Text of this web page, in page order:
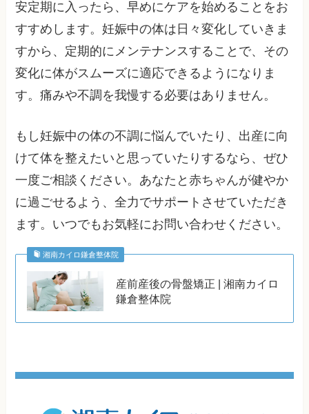
安定期に入ったら、早めにケアを始めることをお
すすめします。妊娠中の体は日々変化していきま
すから、定期的にメンテナンスすることで、その
変化に体がスムーズに適応できるようになりま
す。痛みや不調を我慢する必要はありません。
もし妊娠中の体の不調に悩んでいたり、出産に向
けて体を整えたいと思っていたりするなら、ぜひ
一度ご相談ください。あなたと赤ちゃんが健やか
に過ごせるよう、全力でサポートさせていただき
ます。いつでもお気軽にお問い合わせください。
湘南カイロ鎌倉整体院
産前産後の骨盤矯正 | 湘南カイロ
鎌倉整体院